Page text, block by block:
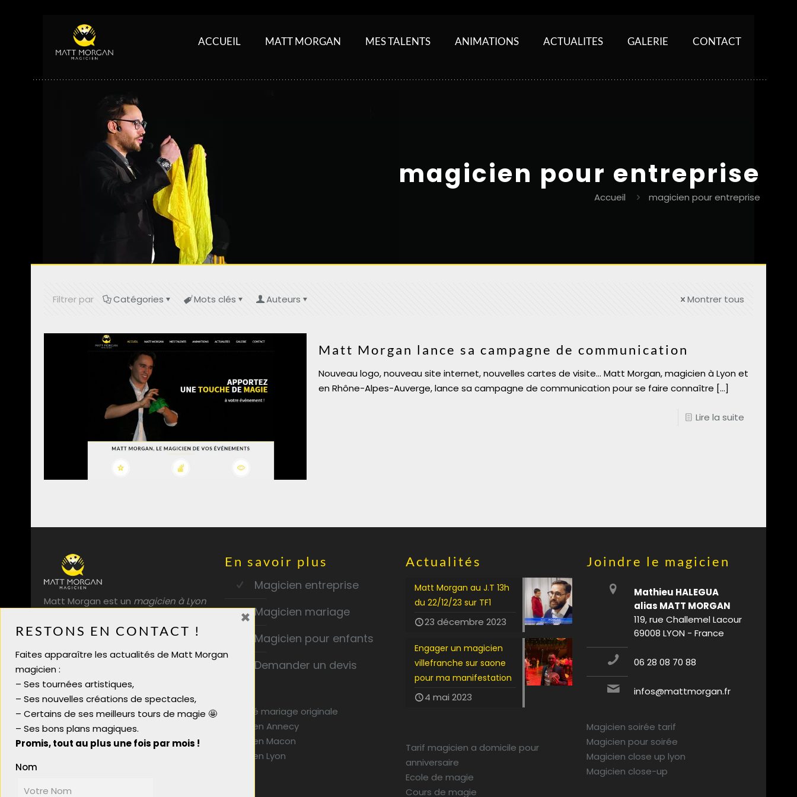
ACCUEIL MATT MORGAN MES TALENTS ANIMATIONS ACTUALITES GALERIE CONTACT
magicien pour entreprise
Accueil magicien pour entreprise
Filtrer par Catégories Mots clés Auteurs Montrer tous
Matt Morgan lance sa campagne de communication
Nouveau logo, nouveau site internet, nouvelles cartes de visite… Matt Morgan, magicien à Lyon et
en Rhône-Alpes-Auverge, lance sa campagne de communication pour se faire connaître […]
Lire la suite
Matt Morgan est un magicien à Lyon
particuliers, spectacle de magie
magie à votre événement !
Plan du site
Magicien close up mariage
Idée animation entreprise
En savoir plus
Magicien entreprise
Magicien mariage
Magicien pour enfants
Demander un devis
Activité mariage originale
Magicien Annecy
Magicien Macon
Magicien Lyon
Actualités
Matt Morgan au J.T 13h
du 22/12/23 sur TF1
23 décembre 2023
Engager un magicien
villefranche sur saone
pour ma manifestation
4 mai 2023
Tarif magicien a domicile pour
anniversaire
Ecole de magie
Cours de magie
Joindre le magicien
Mathieu HALEGUA
alias MATT MORGAN
119, rue Challemel Lacour
69008 LYON - France
06 28 08 70 88
infos@mattmorgan.fr
Magicien soirée tarif
Magicien pour soirée
Magicien close up lyon
Magicien close-up
RESTONS EN CONTACT !
Faites apparaître les actualités de Matt Morgan
magicien :
– Ses tournées artistiques,
– Ses nouvelles créations de spectacles,
– Certains de ses meilleurs tours de magie 🤩
– Ses bons plans magiques.
Promis, tout au plus une fois par mois !
Nom
×